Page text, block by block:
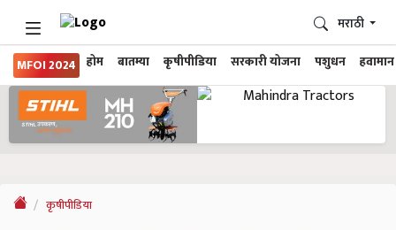
MFOI 2024 होम बातम्या कृषीपीडिया सरकारी योजना पशुधन हवामान
मराठी
कृषीपीडिया